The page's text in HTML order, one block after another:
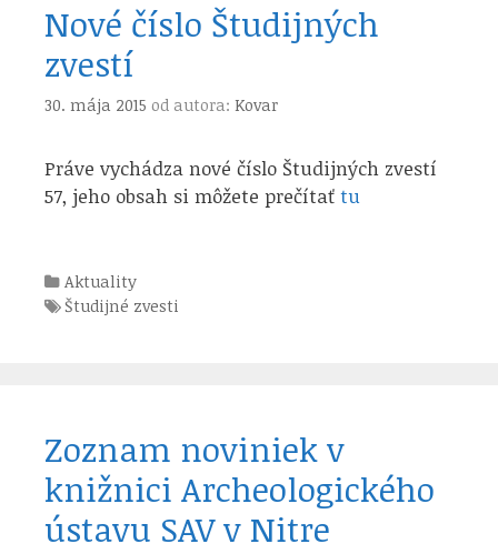
Nové číslo Študijných
zvestí
30. mája 2015 od autora: Kovar
Práve vychádza nové číslo Študijných zvestí
57, jeho obsah si môžete prečítať tu
Kategórie
Aktuality
Štítky
Študijné zvesti
Zoznam noviniek v
knižnici Archeologického
ústavu SAV v Nitre